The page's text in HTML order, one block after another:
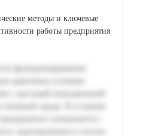
методы и ключевые
работы предприятия